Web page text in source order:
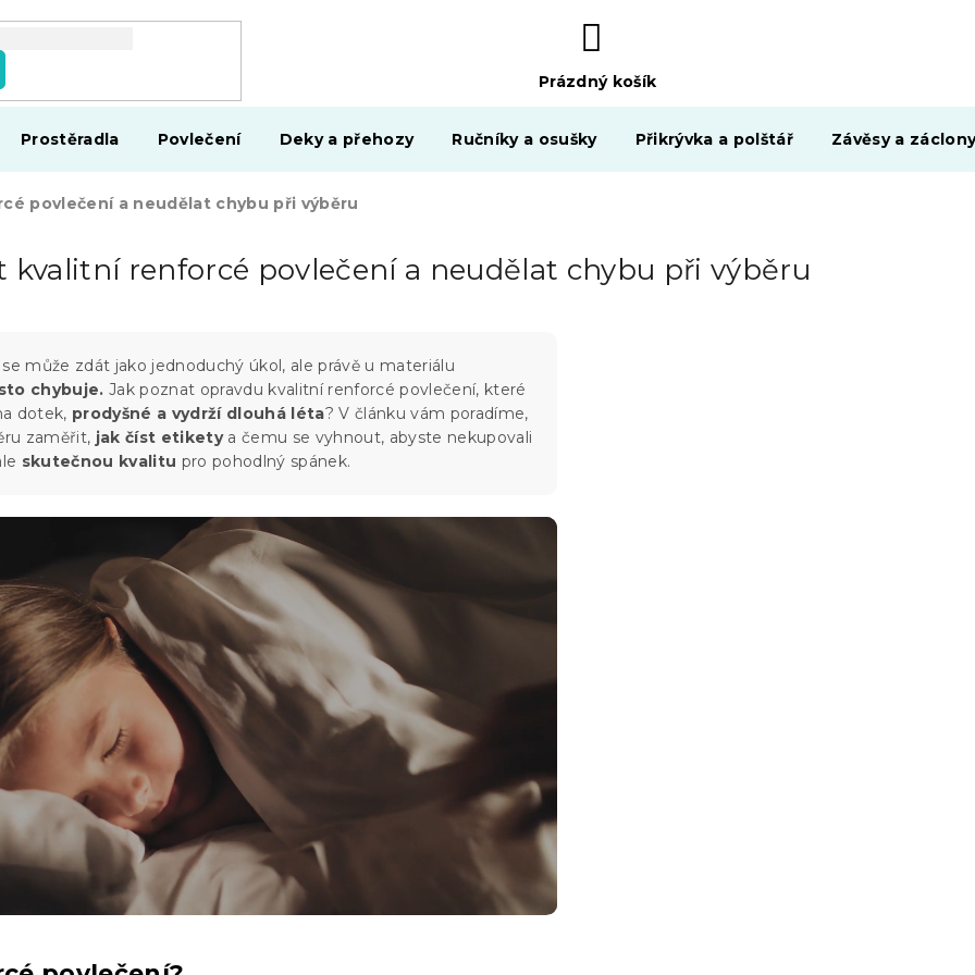
NÁKUPNÍ
KOŠÍK
Prázdný košík
Prostěradla Povlečení Deky a přehozy Ručníky a osušky Přikrývka a polštář Závěsy a
povlečení a neudělat chybu při výběru
kvalitní renforcé povlečení a neudělat chybu při výběru
může zdát jako jednoduchý úkol, ale právě u materiálu
chybuje. Jak poznat opravdu kvalitní renforcé povlečení, které
dotek, prodyšné a vydrží dlouhá léta? V článku vám poradíme,
zaměřit, jak číst etiketya čemu se vyhnout, abyste nekupovali
skutečnou kvalitu pro pohodlný spánek.